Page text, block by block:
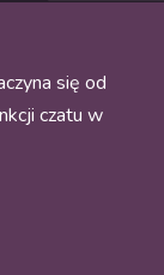
się od
czatu w